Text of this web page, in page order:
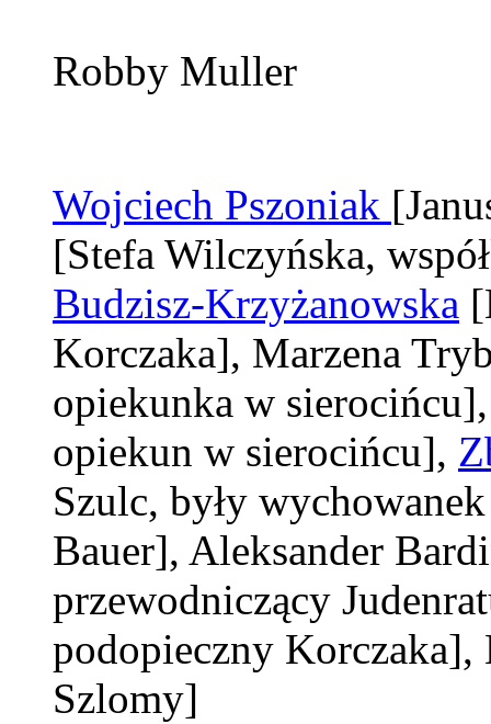
Robby Muller
Wojciech Pszoniak
[Stefa Wilczyńska,
Budzisz-Krzyżanowska
Korczaka], Marzena
opiekunka w sierocińcu]
opiekun w sierocińcu],
Szulc, były
Bauer], Aleksander
przewodniczący
podopieczny Korczaka],
Szlomy]